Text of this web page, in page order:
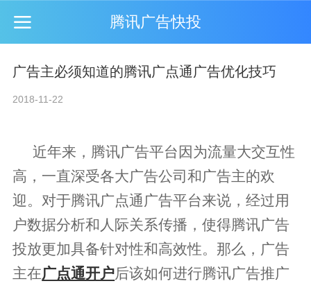
腾讯广告快投
广告主必须知道的腾讯广点通广告优化技巧
2018-11-22
近年来，腾讯广告平台因为流量大交互性
高，一直深受各大广告公司和广告主的欢
迎。对于腾讯广点通 广告平台来说，经过用
户数据分析和人际关系传播，使得腾讯广告
投放更加具备针对性和高效性。那么，广告
主在广点通开户后该如何进行腾讯广告推广